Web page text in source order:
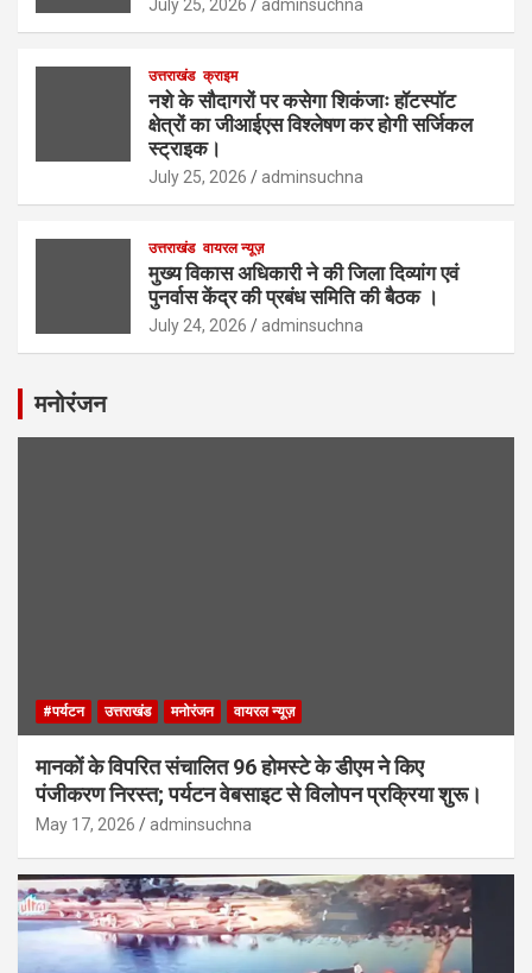
July 25, 2026 adminsuchna
उत्तराखंड क्राइम
नशे के सौदागरों पर कसेगा शिकंजाः हॉटस्पॉट
क्षेत्रों का जीआईएस विश्लेषण कर होगी सर्जिकल
स्ट्राइक।
July 25, 2026 adminsuchna
उत्तराखंड वायरल न्यूज़
मुख्य विकास अधिकारी ने की जिला दिव्यांग एवं
पुनर्वास केंद्र की प्रबंध समिति की बैठक ।
July 24, 2026 adminsuchna
मनोरंजन
#पर्यटन उत्तराखंड मनोरंजन वायरल न्यूज़
मानकों के विपरित संचालित 96 होमस्टे के डीएम ने किए
पंजीकरण निरस्त; पर्यटन वेबसाइट से विलोपन प्रक्रिया शुरू।
May 17, 2026 adminsuchna